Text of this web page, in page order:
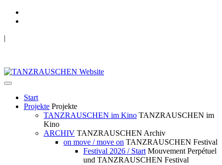
|
Start
Projekte Projekte
TANZRAUSCHEN im Kino TANZRAUSCHEN im
Kino
ARCHIV TANZRAUSCHEN Archiv
on move / move on TANZRAUSCHEN Festival
Festival 2026 / Start Mouvement Perpétuel
und TANZRAUSCHEN Festival